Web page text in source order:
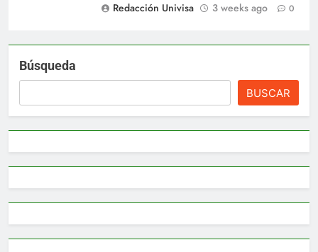
Redacción Univisa
3 weeks ago 0
Búsqueda
BUSCAR